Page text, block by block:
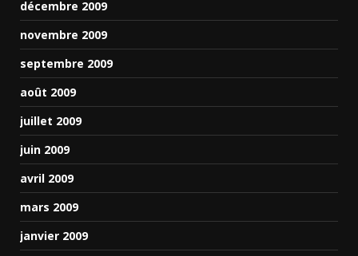
décembre 2009
novembre 2009
septembre 2009
août 2009
juillet 2009
juin 2009
avril 2009
mars 2009
janvier 2009